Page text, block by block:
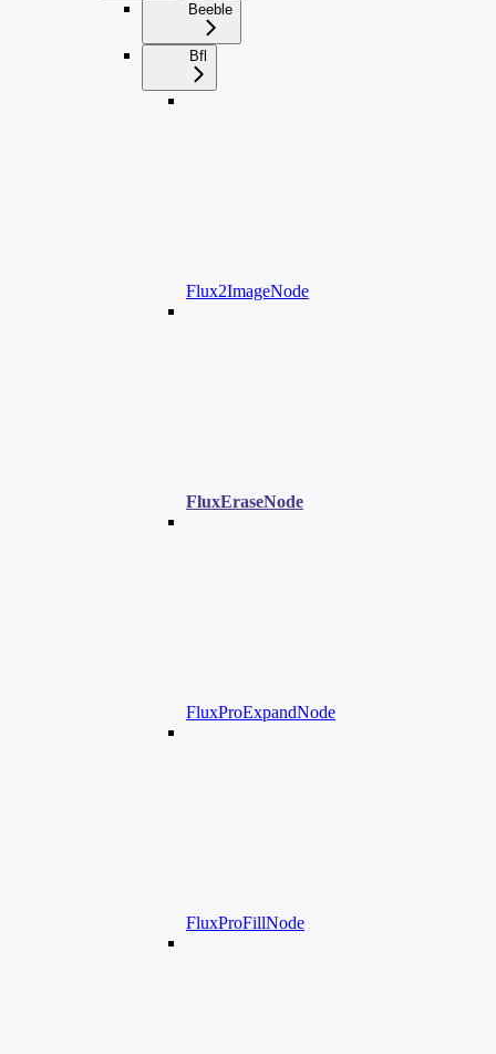
Beeble
Bfl
Flux2ImageNode
FluxEraseNode
FluxProExpandNode
FluxProFillNode